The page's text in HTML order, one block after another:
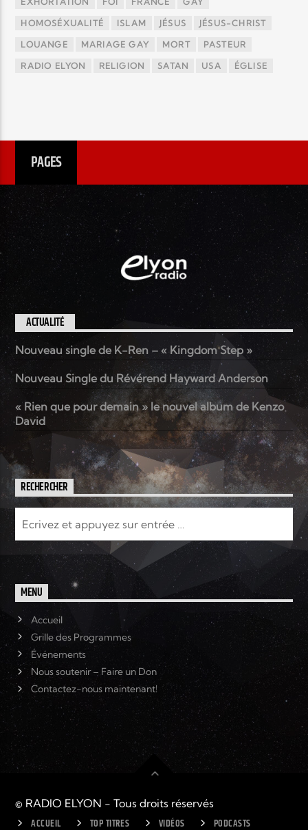
HOMOSÉXUALITÉ ISLAM JÉSUS JÉSUS-CHRIST
LOUANGE MARIAGE GAY MORT PASTEUR
RADIO ELYON RELIGION SATAN USA ÉGLISE
PAGES
ACTUALITÉ
Nouveau single de K-Ren – « Kingdom Step »
Nouveau Single du Révérend Hayward Anderson
« Rien que pour demain » le nouvel album de Kenzo
David
RECHERCHER
MENU
Accueil
Grille des Programmes
Événements
Nous soutenir – Faire un Don
Contactez-nous maintenant!
© RADIO ELYON - Tous droits réservés
ACCUEIL TOP TITRES VIDÉOS PODCASTS